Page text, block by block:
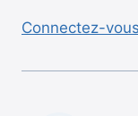
Connectez-